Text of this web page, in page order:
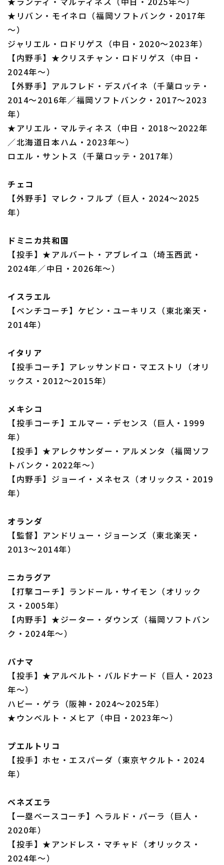
★リバン・モイネロ（福岡ソフトバンク・2017年
～）
ジャリエル・ロドリゲス（中日・2020～2023年）
【内野手】★クリスチャン・ロドリゲス（中日・
2024年～）
【外野手】アルフレド・デスパイネ（千葉ロッテ・
2014～2016年／福岡ソフトバンク・2017～2023
年）
★アリエル・マルティネス（中日・2018～2022年
／北海道日本ハム・2023年～）
ロエル・サントス（千葉ロッテ・2017年）
チェコ
【外野手】マレク・フルプ（巨人・2024～2025
年）
ドミニカ共和国
【投手】★アルバート・アブレイユ（埼玉西武・
2024年／中日・2026年～）
イスラエル
【ベンチコーチ】ケビン・ユーキリス（東北楽天・
2014年）
イタリア
【投手コーチ】アレッサンドロ・マエストリ（オリ
ックス・2012～2015年）
メキシコ
【投手コーチ】エルマー・デセンス（巨人・1999
年）
【投手】★アレクサンダー・アルメンタ（福岡ソフ
トバンク・2022年～）
【内野手】ジョーイ・メネセス（オリックス・2019
年）
オランダ
【監督】アンドリュー・ジョーンズ（東北楽天・
2013～2014年）
ニカラグア
【打撃コーチ】ランドール・サイモン（オリック
ス・2005年）
【内野手】★ジーター・ダウンズ（福岡ソフトバン
ク・2024年～）
パナマ
【投手】★アルベルト・バルドナード（巨人・2023
年～）
ハビー・ゲラ（阪神・2024～2025年）
★ウンベルト・メヒア（中日・2023年～）
プエルトリコ
【投手】ホセ・エスパーダ（東京ヤクルト・2024
年）
ベネズエラ
【一塁ベースコーチ】ヘラルド・パーラ（巨人・
2020年）
【投手】★アンドレス・マチャド（オリックス・
2024年～）